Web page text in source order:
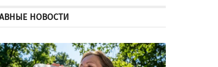
НОВОСТИ